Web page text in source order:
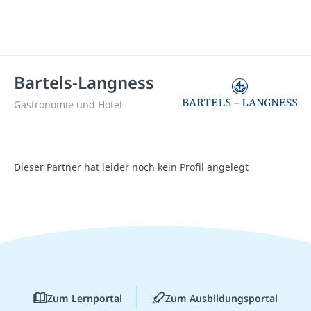
Bartels-Langness
Gastronomie und Hotel
Dieser Partner hat leider noch kein Profil angelegt
Zum Lernportal Zum Ausbildungsportal